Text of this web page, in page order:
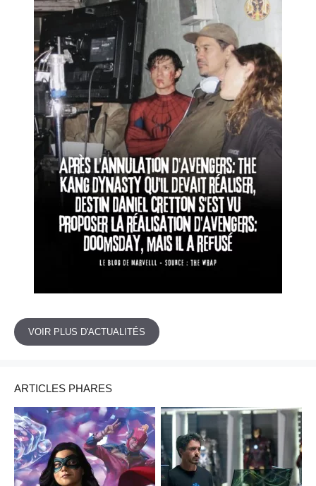
VOIR PLUS D'ACTUALITÉS
ARTICLES PHARES